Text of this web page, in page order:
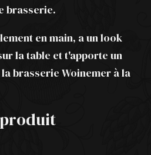
brasserie.
en main, a un look
la table et t'apporte un
brasserie Woinemer à la